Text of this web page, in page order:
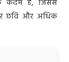
कदम है, जिससे
पर छवि और अधिक